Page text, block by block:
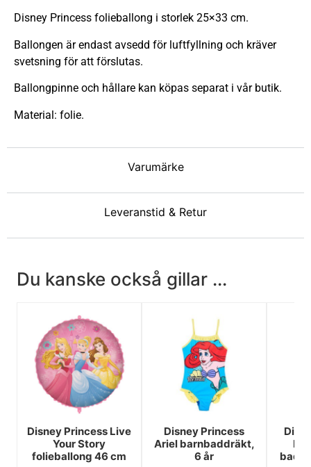
Varumärke
Leveranstid & Retur
Disney Princess folieballong i storlek 25×33 cm.
Ballongen är endast avsedd för luftfyllning och kräver
svetsning för att förslutas.
Ballongpinne och hållare kan köpas separat i vår butik.
Material: folie.
Du kanske också gillar ...
Disney Princess Live
Your Story
folieballong 46 cm
Disney Princess
Ariel barnbaddräkt,
6 år